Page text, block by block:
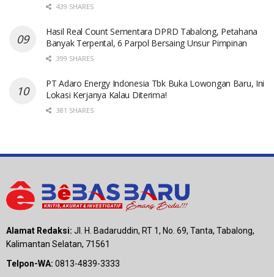
439 SHARES
Hasil Real Count Sementara DPRD Tabalong, Petahana
Banyak Terpental, 6 Parpol Bersaing Unsur Pimpinan
399 SHARES
PT Adaro Energy Indonesia Tbk Buka Lowongan Baru, Ini
Lokasi Kerjanya Kalau Diterima!
381 SHARES
Alamat Redaksi: Jl. H. Badaruddin, RT 1, No. 69, Tanta, Tabalong,
Kalimantan Selatan, 71561
Telpon-WA: 0813-4839-3333